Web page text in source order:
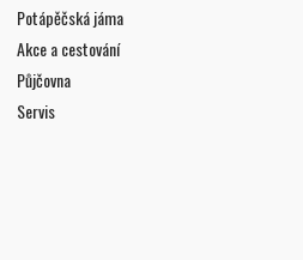
Potápěčská jáma
Akce a cestování
Půjčovna
Servis